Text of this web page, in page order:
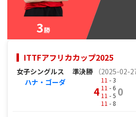
3勝
ITTFアフリカカップ2025
女子シングルス 準決勝
（2025-02-
ハナ・ゴーダ
4
11 - 3
11 - 6
11 - 5
11 - 8
0